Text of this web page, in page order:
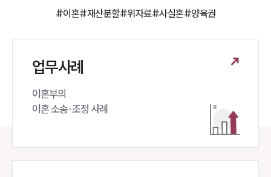
세미나
#이혼#재산분할#위자료#사실혼#양육권
업무사례
이혼부의
이혼 소송·조정 사례